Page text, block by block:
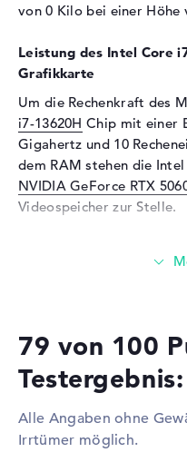
Soundkarte
Sensorauflösung
Eingabegeräte
Eingabegeräte
Bluetooth
Erweiterung /
von 0 Kilo bei einer Höhe
Leistung des Intel Core
Grafikkarte
Um die Rechenkraft des
i7-13620H Chip mit einer
Gigahertz und 10
dem RAM stehen die
NVIDIA GeForce RTX
Videospeicher zur Stelle.
eingebaut. Wer sein
dieses Modells endet bei
Diese Schnittstellen und
79 von 100
Alle Angaben ohne
Irrtümer möglich.